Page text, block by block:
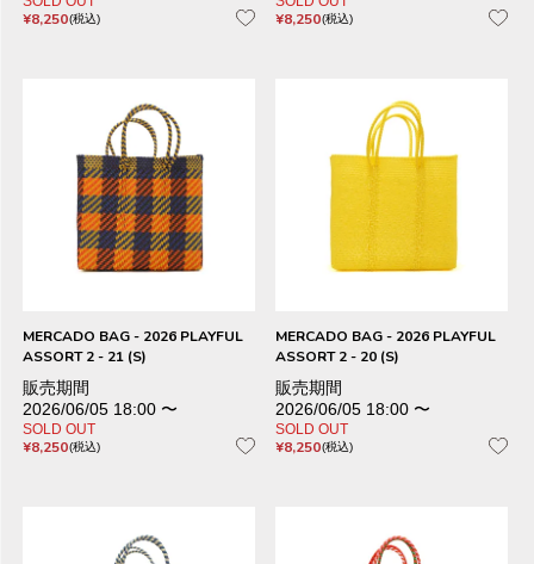
¥8,250 税込 ¥8,250 税込
MERCADO BAG - 2026 PLAYFUL
ASSORT 2 - 21 (S)
販売期間
2026/06/05 18:00 〜
SOLD OUT
¥8,250 税込
MERCADO BAG - 2026 PLAYFUL
ASSORT 2 - 20 (S)
販売期間
2026/06/05 18:00 〜
SOLD OUT
¥8,250 税込